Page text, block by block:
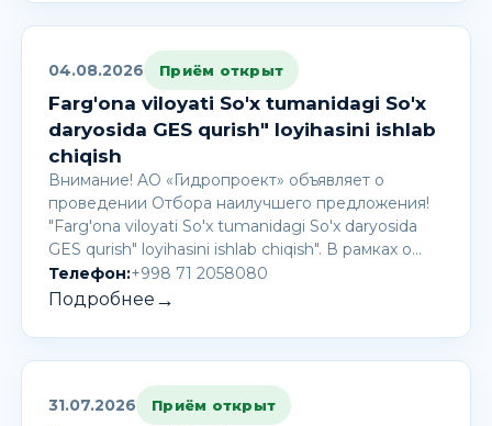
04.08.2026 Приём открыт
Farg'ona viloyati So'x tumanidagi So'x
daryosida GES qurish" loyihasini ishlab
chiqish
Внимание! AО «Гидропроект» объявляет о
проведении Отбора наилучшего предложения!
"Farg'ona viloyati So'x tumanidagi So'x daryosida
GES qurish" loyihasini ishlab chiqish". В рамках о…
Телефон:+998 71 2058080
Подробнее →
31.07.2026 Приём открыт